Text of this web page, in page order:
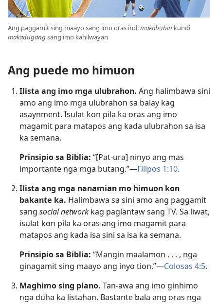
Ang paggamit sing maayo sang imo oras indimakabuhin kundi
makadugang sang imo kahilwayan
Ang puede mo himuon
Ilista ang imo mga ulubrahon. Ang halimbawa sini
amo ang imo mga ulubrahon sa balay kag
asaynment. Isulat kon pila ka oras ang imo
magamit para matapos ang kada ulubrahon sa isa
ka semana.
Prinsipio sa Biblia: “[Pat-ura] ninyo ang mas
importante nga mga butang.”—Filipos 1:10.
Ilista ang mga nanamian mo himuon kon
bakante ka. Halimbawa sa sini amo ang paggamit
sang social network kag paglantaw sang TV. Sa liwat,
isulat kon pila ka oras ang imo magamit para
matapos ang kada isa sini sa isa ka semana.
Prinsipio sa Biblia: “Mangin maalamon . . . , nga
ginagamit sing maayo ang inyo tion.”—Colosas 4:5.
Maghimo sing plano. Tan-awa ang imo ginhimo
nga duha ka listahan. Bastante bala ang oras nga